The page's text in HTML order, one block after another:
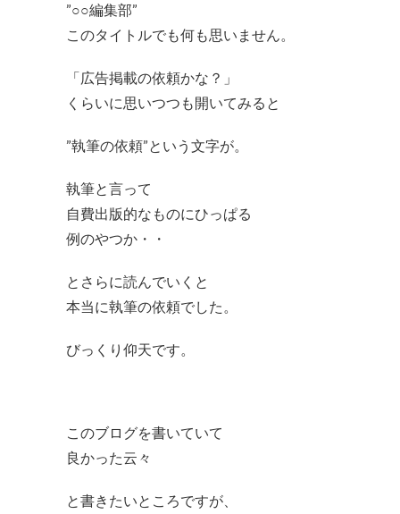
”○○編集部”
このタイトルでも何も思いません。
「広告掲載の依頼かな？」
くらいに思いつつも開いてみると
”執筆の依頼”という文字が。
執筆と言って
自費出版的なものにひっぱる
例のやつか・・
とさらに読んでいくと
本当に執筆の依頼でした。
びっくり仰天です。
このブログを書いていて
良かった云々
と書きたいところですが、